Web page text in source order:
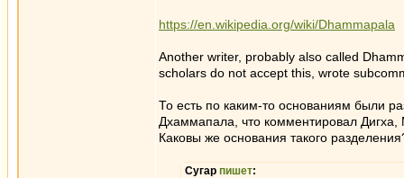
https://en.wikipedia.org/wiki/Dhammapala
Another writer, probably also called
scholars do not accept this, wrote
То есть по каким-то основаниям были
Дхаммапала, что комментировал
Каковы же основания такого
Сугар пишет: